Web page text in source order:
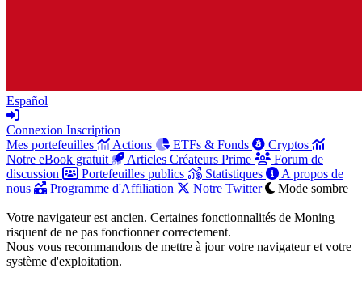
Español
Connexion Inscription
Mes portefeuilles
Actions ETFs & Fonds
Cryptos
Notre eBook gratuit
Articles Créateurs Prime
Forum de
discussion
Portefeuilles publics Statistiques
A propos de
nous
Programme d'Affiliation Notre Twitter Mode sombre
Votre navigateur est ancien. Certaines fonctionnalités de Moning
risquent de ne pas fonctionner correctement.
Nous vous recommandons de mettre à jour votre navigateur et votre
système d'exploitation.